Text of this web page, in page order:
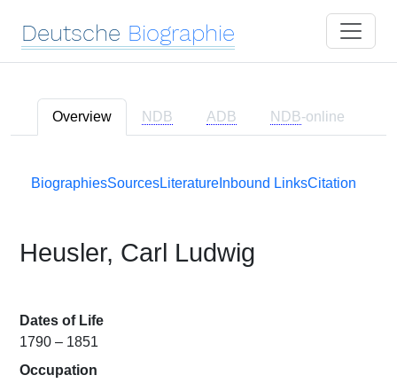
Deutsche Biographie
Overview NDB ADB NDB-online
BiographiesSourcesLiteratureInbound LinksCitation
Heusler, Carl Ludwig
Dates of Life
1790 – 1851
Occupation